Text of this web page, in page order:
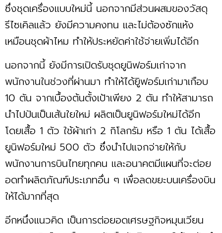
ซึ่งชุดเครื่องแบบใหม่นี้ นอกจากมีส่วนผสมของวัสดุ
รีไซเคิลแล้ว ยังมีความคงทน และไม่ต้องซักแห้ง
เหมือนชุดผ้าไหม ทำให้ประหยัดค่าใช้จ่ายเพิ่มได้อีก
นอกจากนี้ ยังมีการเปิดรับชุดยูนิฟอร์มเก่าจาก
พนักงานในช่วงที่ผ่านมา ทำให้ได้ยูิฟอร์มเก่ามาเกือบ
10 ตัน จากเบื้องต้นตั้งเป้าเพียง 2 ตัน ทำให้สามารถ
นำไปปันเป็นเส้นใยใหม่ ผลิตเป็นยูนิฟอร์มใหม่ได้อีก
โดยเสื้อ 1 ตัว ใช้ผ้าเก่า 2 กิโลกรัม หรือ 1 ตัน ได้เสื้อ
ยูนิฟอร์มใหม่ 500 ตัว ซึ่งนำไปแจกจ่ายให้กับ
พนักงานการบินไทยทุกคน และอนาคตมีแผนที่จะต่อย
อดทำผลิตภัณฑ์ประเภทอื่น ๆ เพื่อลดขยะบนเครื่องบิน
ให้ได้มากที่สุด
อีกหนึ่งแนวคิด เป็นการต่อยอดเศรษฐกิจหมุนเวียน